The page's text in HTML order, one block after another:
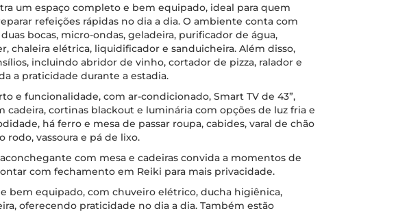
um espaço completo e bem equipado, ideal para quem
refeições rápidas no dia a dia. O ambiente conta com
bocas, micro-ondas, geladeira, purificador de água,
chaleira elétrica, liquidificador e sanduicheira. Além disso,
incluindo abridor de vinho, cortador de pizza, ralador e
a praticidade durante a estadia.
e funcionalidade, com ar-condicionado, Smart TV de 43”,
cadeira, cortinas blackout e luminária com opções de luz fria e
há ferro e mesa de passar roupa, cabides, varal de chão
rodo, vassoura e pá de lixo.
com mesa e cadeiras convida a momentos de
com fechamento em Reiki para mais privacidade.
bem equipado, com chuveiro elétrico, ducha higiênica,
oferecendo praticidade no dia a dia. Também estão